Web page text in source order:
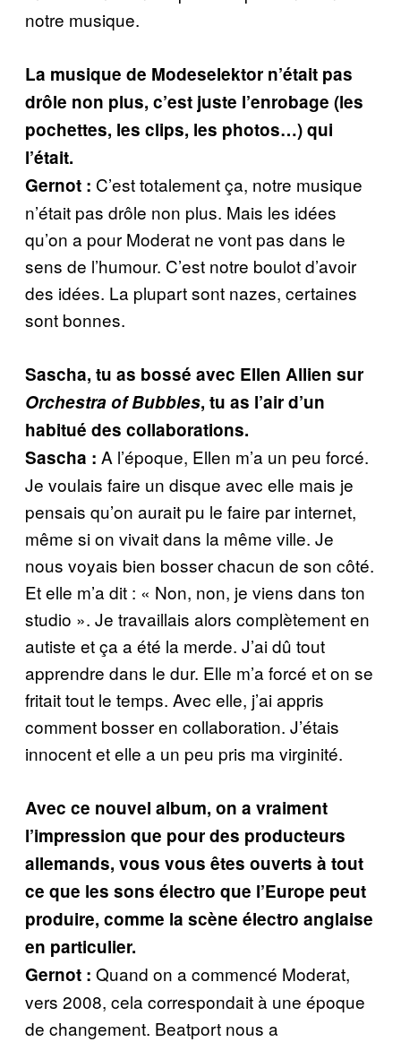
notre musique.
La musique de Modeselektor n’était pas
drôle non plus, c’est juste l’enrobage (les
pochettes, les clips, les photos…) qui
l’était.
Gernot : C’est totalement ça, notre musique
n’était pas drôle non plus. Mais les idées
qu’on a pour Moderat ne vont pas dans le
sens de l’humour. C’est notre boulot d’avoir
des idées. La plupart sont nazes, certaines
sont bonnes.
Sascha, tu as bossé avec Ellen Allien sur
Orchestra of Bubbles, tu as l’air d’un
habitué des collaborations.
Sascha : A l’époque, Ellen m’a un peu forcé.
Je voulais faire un disque avec elle mais je
pensais qu’on aurait pu le faire par internet,
même si on vivait dans la même ville. Je
nous voyais bien bosser chacun de son côté.
Et elle m’a dit : « Non, non, je viens dans ton
studio ». Je travaillais alors complètement en
autiste et ça a été la merde. J’ai dû tout
apprendre dans le dur. Elle m’a forcé et on se
fritait tout le temps. Avec elle, j’ai appris
comment bosser en collaboration. J’étais
innocent et elle a un peu pris ma virginité.
Avec ce nouvel album, on a vraiment
l’impression que pour des producteurs
allemands, vous vous êtes ouverts à tout
ce que les sons électro que l’Europe peut
produire, comme la scène électro anglaise
en particulier.
Gernot : Quand on a commencé Moderat,
vers 2008, cela correspondait à une époque
de changement. Beatport nous a